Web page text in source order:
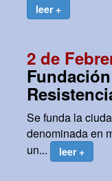
leer +
2 de
Se funda la
denominada en
un...
leer +